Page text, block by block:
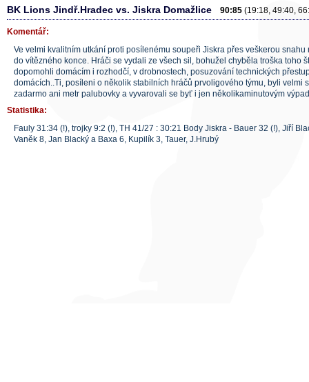
BK Lions Jindř.Hradec vs. Jiskra Domažlice 90:85 (19:18, 49:40,
Komentář:
Ve velmi kvalitním utkání proti posílenému soupeři Jiskra přes veškerou
do vítězného konce. Hráči se vydali ze všech sil, bohužel chyběla troška toho
dopomohli domácím i rozhodčí, v drobnostech, posuzování technických
domácích..Ti, posíleni o několik stabilních hráčů prvoligového týmu, byli velmi
zadarmo ani metr palubovky a vyvarovali se byť i jen několikaminutovým
Statistika:
Fauly 31:34 (!), trojky 9:2 (!), TH 41/27 : 30:21 Body Jiskra - Bauer 32 (!), Jiří
Vaněk 8, Jan Blacký a Baxa 6, Kupilík 3, Tauer, J.Hrubý